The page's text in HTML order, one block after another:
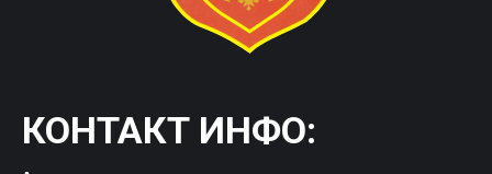
КОНТАКТ ИНФО: